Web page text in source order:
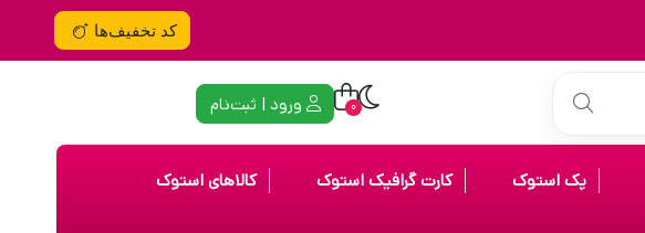
کد تخفیف‌ها
0 ورود | ثبت‌نام
پک استوک کارت گرافیک استوک کالاهای استوک